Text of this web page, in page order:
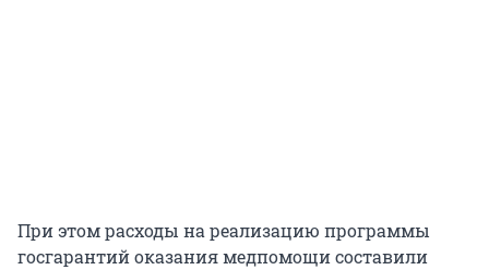
При этом расходы на реализацию программы
госгарантий оказания медпомощи составили